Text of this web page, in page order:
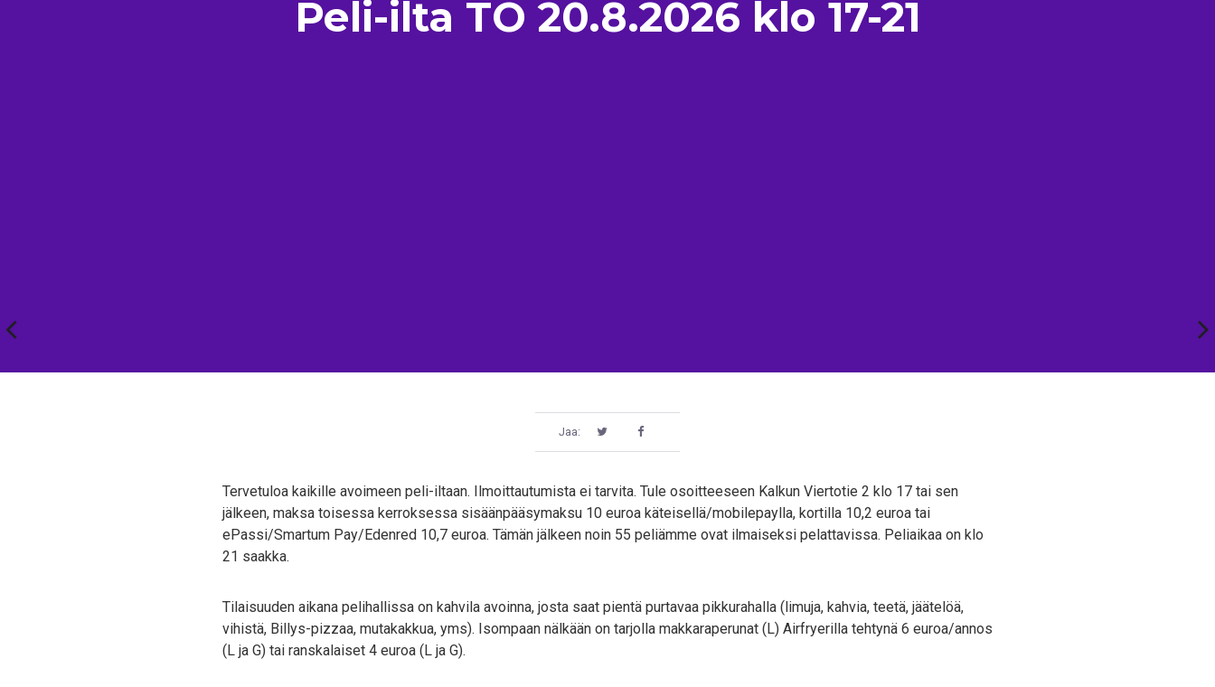
Peli-ilta TO 20.8.2026 klo 17-21
Jaa:
Tervetuloa kaikille avoimeen peli-iltaan. Ilmoittautumista ei tarvita. Tule osoitteeseen Kalkun Viertotie 2 klo 17 tai sen
jälkeen, maksa toisessa kerroksessa sisäänpääsymaksu 10 euroa käteisellä/mobilepaylla, kortilla 10,2 euroa tai
ePassi/Smartum Pay/Edenred 10,7 euroa. Tämän jälkeen noin 55 peliämme ovat ilmaiseksi pelattavissa. Peliaikaa on klo
21 saakka.
Tilaisuuden aikana pelihallissa on kahvila avoinna, josta saat pientä purtavaa pikkurahalla (limuja, kahvia, teetä, jäätelöä,
vihistä, Billys-pizzaa, mutakakkua, yms). Isompaan nälkään on tarjolla makkaraperunat (L) Airfryerilla tehtynä 6 euroa/annos
(L ja G) tai ranskalaiset 4 euroa (L ja G).